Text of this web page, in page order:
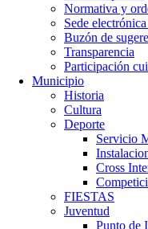
Normativa y
Sede
Buzón de
Transparencia
Participación
Municipio
Historia
Cultura
Deporte
Servicio
Cross
FIESTAS
Juventud
Punto de